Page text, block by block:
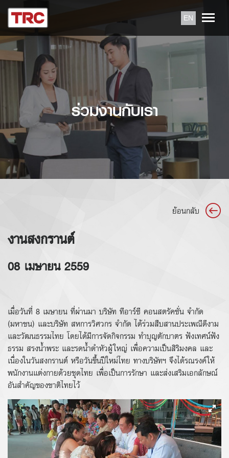
EN
ร่วมงานกับเรา
งานสงกรานต์
08 เมษายน 2559
ย้อนกลับ
เมื่อวันที่ 8 เมษายน ที่ผ่านมา บริษัท ทีอาร์ซี คอนสตรัคชั่น จำกัด
(มหาชน) และบริษัท สหการวิศวกร จำกัด ได้ร่วมสืบสานประเพณีดีงาม
และวัฒนธรรมไทย โดยได้มีการจัดกิจกรรม ทำบุญตักบาตร ฟังเทศน์ฟัง
ธรรม สรงน้ำพระ และรดน้ำดำหัวผู้ใหญ่ เพื่อความเป็นสิริมงคล และ
เนื่องในวันสงกรานต์ หรือวันขึ้นปีใหม่ไทย ทางบริษัทฯ จึงได้รณรงค์ให้
พนักงานแต่งกายด้วยชุดไทย เพื่อเป็นการรักษา และส่งเสริมเอกลักษณ์
อันสำคัญของชาติไทยไว้